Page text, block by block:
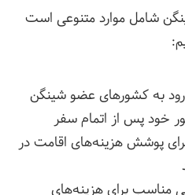
شامل موارد متنوعی است
به کشورهای عضو شینگن
خود پس از اتمام سفر
پوشش هزینه‌های اقامت در
مناسب برای هزینه‌های